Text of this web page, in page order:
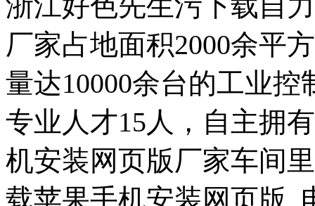
厂家占地面积2000余平方
量达10000余台的工业控
专业人才15人，自主
机安装网页版厂家车间
载苹果手机安装网页版,